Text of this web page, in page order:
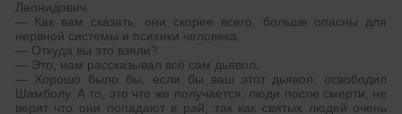
Леонидович.
— Как вам сказать, они скорее всего, больше опасны для
нервной системы и психики человека.
— Откуда вы это взяли?
— Это, нам рассказывал всё сам дьявол.
— Хорошо было бы, если бы ваш этот дьявол, освободил
Шамболу. А то, это что же получается, люди после смерти, не
верят что они попадают в рай, так как святых людей очень